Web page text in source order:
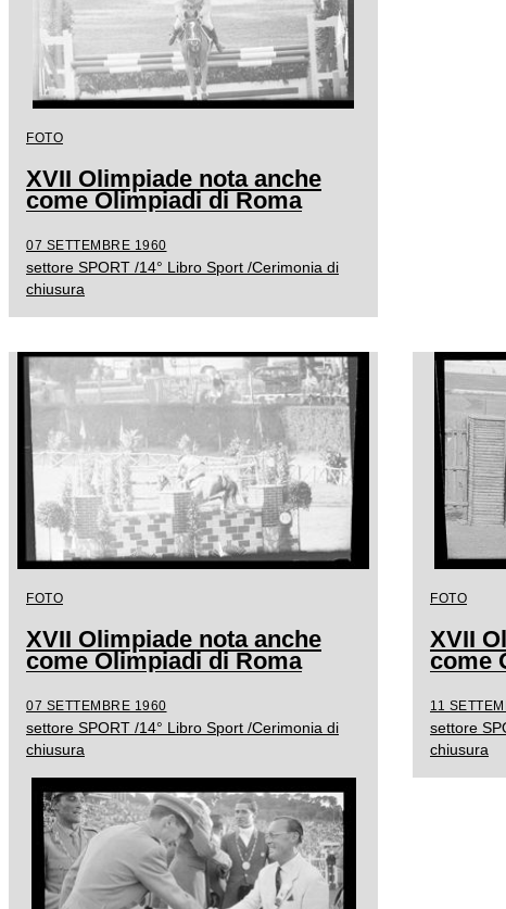
FOTO
XVII Olimpiade nota anche
come Olimpiadi di Roma
07 SETTEMBRE 1960
settore SPORT /14° Libro Sport /Cerimonia di
chiusura
FOTO
XVII Olimpiade nota anche
come Olimpiadi di Roma
07 SETTEMBRE 1960
settore SPORT /14° Libro Sport /Cerimonia di
chiusura
FOTO
XVII
come
11
settore
chiusura